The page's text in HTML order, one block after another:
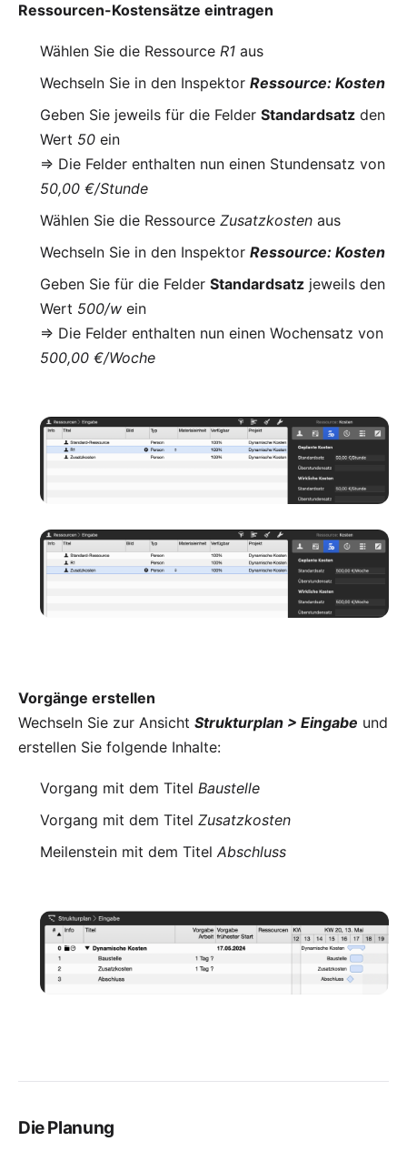
Ressourcen-Kostensätze eintragen
Wählen Sie die Ressource R1 aus
Wechseln Sie in den Inspektor Ressource: Kosten
Geben Sie jeweils für die Felder Standardsatz den
Wert 50 ein
=> Die Felder enthalten nun einen Stundensatz von
50,00 €/Stunde
Wählen Sie die Ressource Zusatzkosten aus
Wechseln Sie in den Inspektor Ressource: Kosten
Geben Sie für die Felder Standardsatz jeweils den
Wert 500/w ein
=> Die Felder enthalten nun einen Wochensatz von
500,00 €/Woche
Vorgänge erstellen
Wechseln Sie zur Ansicht Strukturplan > Eingabe und
erstellen Sie folgende Inhalte:
Vorgang mit dem Titel Baustelle
Vorgang mit dem Titel Zusatzkosten
Meilenstein mit dem Titel Abschluss
Die Planung